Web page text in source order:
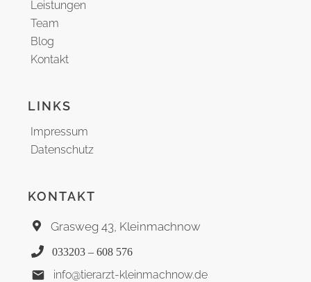
Leistungen
Team
Blog
Kontakt
LINKS
Impressum
Datenschutz
KONTAKT
Grasweg 43, Kleinmachnow
033203 – 608 576
info@tierarzt-kleinmachnow.de